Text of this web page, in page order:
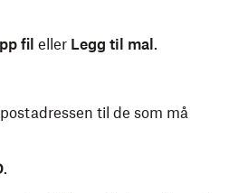
fil eller Legg til mal .
til de som må
.